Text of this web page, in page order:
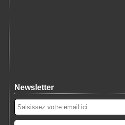
Newsletter